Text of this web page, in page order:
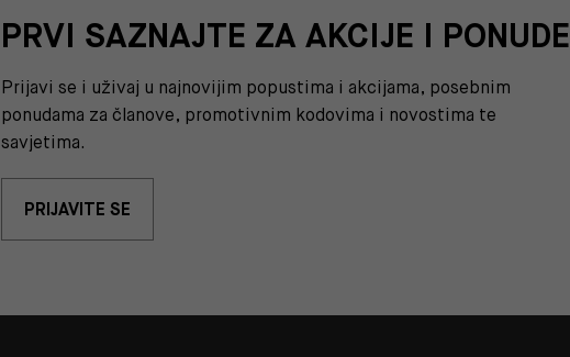
PRVI SAZNAJTE ZA AKCIJE I PONUDE
Prijavi se i uživaj u najnovijim popustima i akcijama, posebnim
ponudama za članove, promotivnim kodovima i novostima te
savjetima.
PRIJAVITE SE